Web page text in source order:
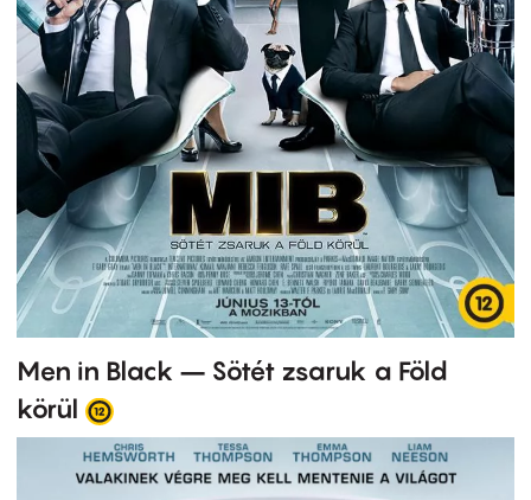
Men in Black – Sötét zsaruk a Föld
körül